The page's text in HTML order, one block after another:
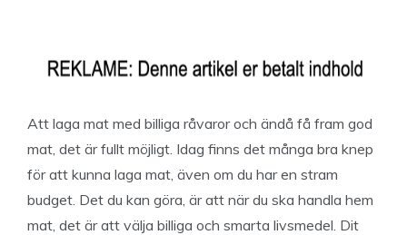
Att laga mat med billiga råvaror och ändå få fram god
mat, det är fullt möjligt. Idag finns det många bra knep
för att kunna laga mat, även om du har en stram
budget. Det du kan göra, är att när du ska handla hem
mat, det är att välja billiga och smarta livsmedel. Dit